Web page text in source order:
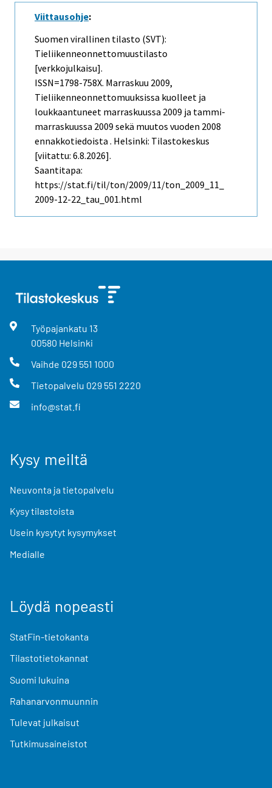
Viittausohje:
Suomen virallinen tilasto (SVT):
Tieliikenneonnettomuustilasto
[verkkojulkaisu].
ISSN=1798-758X. Marraskuu 2009,
Tieliikenneonnettomuuksissa kuolleet ja
loukkaantuneet marraskuussa 2009 ja tammi-
marraskuussa 2009 sekä muutos vuoden 2008
ennakkotiedoista . Helsinki: Tilastokeskus
[viitattu: 6.8.2026].
Saantitapa:
https://stat.fi/til/ton/2009/11/ton_2009_11_
2009-12-22_tau_001.html
Työpajankatu 13
00580 Helsinki
Vaihde 029 551 1000
Tietopalvelu 029 551 2220
info@stat.fi
Kysy meiltä
Neuvonta ja tietopalvelu
Kysy tilastoista
Usein kysytyt kysymykset
Medialle
Löydä nopeasti
StatFin-tietokanta
Tilastotietokannat
Suomi lukuina
Rahanarvonmuunnin
Tulevat julkaisut
Tutkimusaineistot